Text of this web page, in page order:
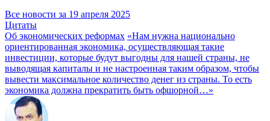
Все новости за 19 апреля 2025
Цитаты
Об экономических реформах «Нам нужна национально
ориентированная экономика, осуществляющая такие
инвестиции, которые будут выгодны для нашей страны, не
выводящая капиталы и не настроенная таким образом, чтобы
вывести максимальное количество денег из страны. То есть
экономика должна прекратить быть офшорной…»